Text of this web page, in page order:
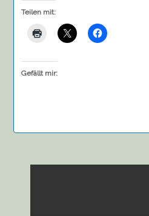
Teilen mit:
Gefällt mir: